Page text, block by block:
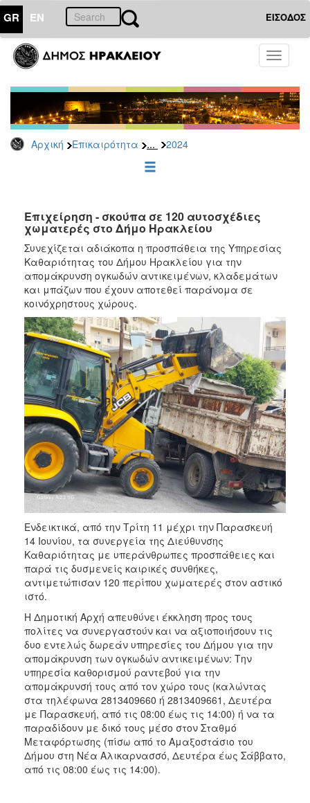
GR EN ΕΙΣΟΔΟΣ
Toggle
Αρχική Επικαιρότητα ... 2024
ΕΠΙΚΑΙΡΟΤΗΤΑ
Τύπου
Αρχείο
2026
2025
2022
2021
2020
2019
2018
2017
2016
2015
2013
2012
2011
2010
2006
ΔΗΜΟΤΗΣ
ΕΠΙΣΚΕΠΤΗΣ
ΗΡΑΚΛΕΙΟ
Επιχείρηση - σκούπα σε 120 αυτοσχέδιες
χωματερές στο Δήμο Ηρακλείου
Συνεχίζεται αδιάκοπα η προσπάθεια της Υπηρεσίας
Καθαριότητας του Δήμου Ηρακλείου για την
απομάκρυνση ογκωδών αντικειμένων, κλαδεμάτων
και μπάζων που έχουν αποτεθεί παράνομα σε
κοινόχρηστους χώρους.
Ενδεικτικά, από την Τρίτη 11 μέχρι την Παρασκευή
14 Ιουνίου, τα συνεργεία της Διεύθυνσης
Καθαριότητας με υπεράνθρωπες προσπάθειες και
παρά τις δυσμενείς καιρικές συνθήκες,
αντιμετώπισαν 120 περίπου χωματερές στον αστικό
ιστό.
Η Δημοτική Αρχή απευθύνει έκκληση προς τους
πολίτες να συνεργαστούν και να αξιοποιήσουν τις
δυο εντελώς δωρεάν υπηρεσίες του Δήμου για την
απομάκρυνση των ογκωδών αντικειμένων: Την
υπηρεσία καθορισμού ραντεβού για την
απομάκρυνσή τους από τον χώρο τους (καλώντας
στα τηλέφωνα 2813409660 ή 2813409661, Δευτέρα
με Παρασκευή, από τις 08:00 έως τις 14:00) ή να τα
παραδίδουν με δικό τους μέσο στον Σταθμό
Μεταφόρτωσης (πίσω από το Αμαξοστάσιο του
Δήμου στη Νέα Αλικαρνασσό, Δευτέρα έως Σάββατο,
από τις 08:00 έως τις 14:00).